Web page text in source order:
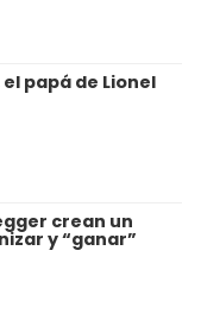
papá de Lionel
crean un
y “ganar”